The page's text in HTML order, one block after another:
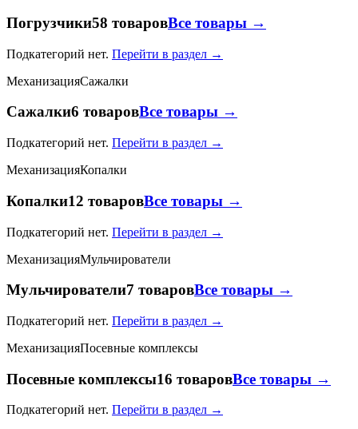
Погрузчики58 товаровВсе товары →
Подкатегорий нет. Перейти в раздел →
МеханизацияСажалки
Сажалки6 товаровВсе товары →
Подкатегорий нет. Перейти в раздел →
МеханизацияКопалки
Копалки12 товаровВсе товары →
Подкатегорий нет. Перейти в раздел →
МеханизацияМульчирователи
Мульчирователи7 товаровВсе товары →
Подкатегорий нет. Перейти в раздел →
МеханизацияПосевные комплексы
Посевные комплексы16 товаровВсе товары →
Подкатегорий нет. Перейти в раздел →